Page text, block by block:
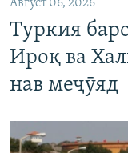
Август 06, 2026
Туркия
Ироқ ва
нав меҷӯяд